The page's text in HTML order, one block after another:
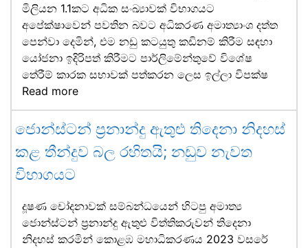
මිලියන 1.1කට අධික සංඛ්‍යාවක් විභාගයට
අපේක්ෂාවෙන් පවතින බවට අධිකරණ අමාත්‍යාංශ දත්ත
පෙන්වා දෙමින්, එම නඩු කටයුතු කඩිනම් කිරීම සඳහා
යෝජනා ඉදිරිපත් කිරීමට පාර්ලිමේන්තුවේ විශේෂ
තේරීම් කාරක සභාවක් පත්කරන ලෙස ඉල්ලා විපක්ෂ
Read more
ජොන්ස්ටන් ප්‍රනාන්දු ඇතුළු තිදෙනා නිදහස්
කළ තීන්දුව බල රහිතයි; නඩුව නැවත
විභාගයට
දූෂණ චෝදනාවක් සම්බන්ධයෙන් හිටපු අමාත්‍ය
ජොන්ස්ටන් ප්‍රනාන්දු ඇතුළු විත්තිකරුවන් තිදෙනා
නිදහස් කරමින් කොළඹ මහාධිකරණය 2023 වසරේ